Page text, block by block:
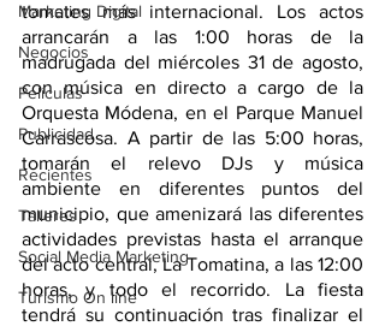
Marketing Digital
Negocios
Películas
Publicidad
Recientes
Talleres
Social Media Marketing
Turismo On line
tomates más internacional. Los actos
arrancarán a las 1:00 horas de la
madrugada del miércoles 31 de agosto,
con música en directo a cargo de la
Orquesta Módena, en el Parque Manuel
Carrascosa. A partir de las 5:00 horas,
tomarán el relevo DJs y música
ambiente en diferentes puntos del
municipio, que amenizará las diferentes
actividades previstas hasta el arranque
del acto central, La Tomatina, a las 12:00
horas, y todo el recorrido. La fiesta
tendrá su continuación tras finalizar el